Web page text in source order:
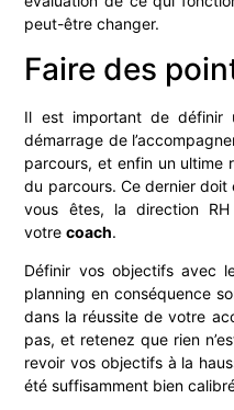
peut-être changer.
Faire des
Il est important de définir
démarrage de
parcours, et enfin un ultime
du parcours. Ce dernier doit
vous êtes, la direction
votrecoach.
Définir vos objectifs avec
planning en conséquence
dans la réussite de votre
pas, et retenez que rien
revoir vos objectifs à la
été suffisamment bien